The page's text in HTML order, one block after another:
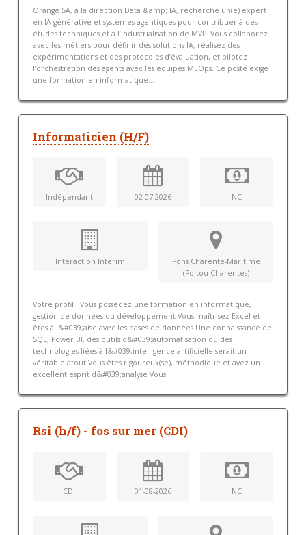
Orange SA, à la direction Data &amp; IA, recherche un(e) expert
en IA générative et systèmes agentiques pour contribuer à des
études techniques et à l’industrialisation de MVP. Vous collaborez
avec les métiers pour définir des solutions IA, réalisez des
expérimentations et des protocoles d’évaluation, et pilotez
l’orchestration des agents avec les équipes MLOps. Ce poste exige
une formation en informatique...
Informaticien (H/F)
Indépendant 02-07-2026 NC
Interaction Interim
Pons Charente-Maritime
(Poitou-Charentes)
Votre profil : Vous possédez une formation en informatique,
gestion de données ou développement Vous maîtrisez Excel et
êtes à l&#039;aise avec les bases de données Une connaissance de
SQL, Power BI, des outils d&#039;automatisation ou des
technologies liées à l&#039;intelligence artificielle serait un
véritable atout Vous êtes rigoureux(se), méthodique et avez un
excellent esprit d&#039;analyse Vous...
Rsi (h/f) - fos sur mer (CDI)
CDI 01-08-2026 NC